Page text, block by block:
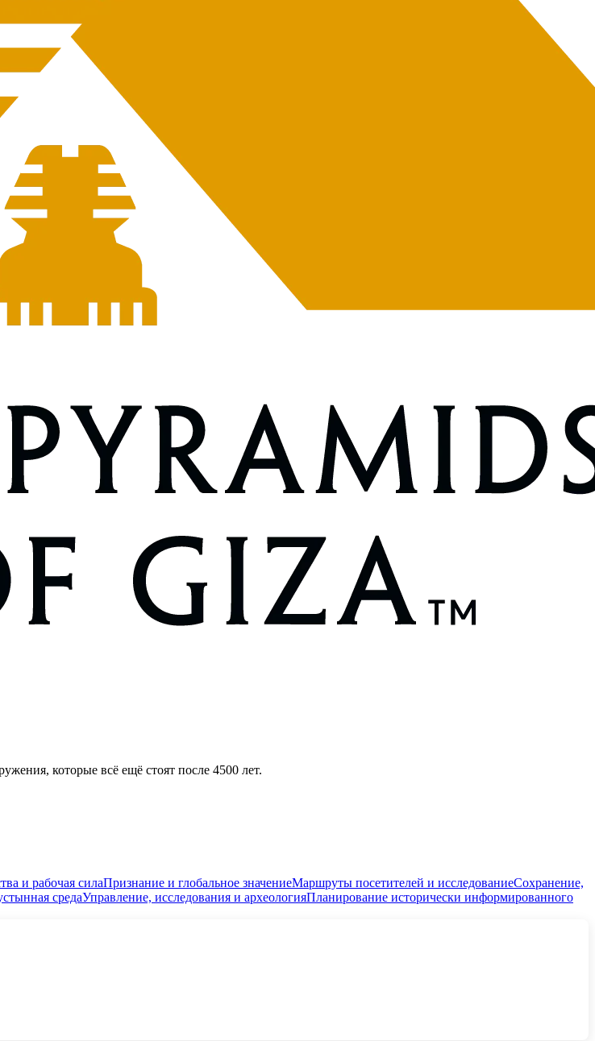
которые всё ещё стоят после 4500 лет.
и рабочая силаПризнание и глобальное значениеМаршруты посетителей и исследованиеСохранение,
средаУправление, исследования и археологияПланирование исторически информированного